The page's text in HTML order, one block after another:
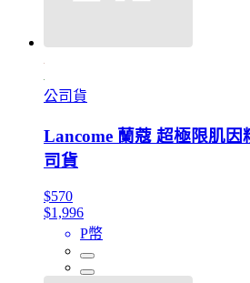
公司貨
Lancome 蘭蔻 超極限肌
司貨
$570
$1,996
P幣